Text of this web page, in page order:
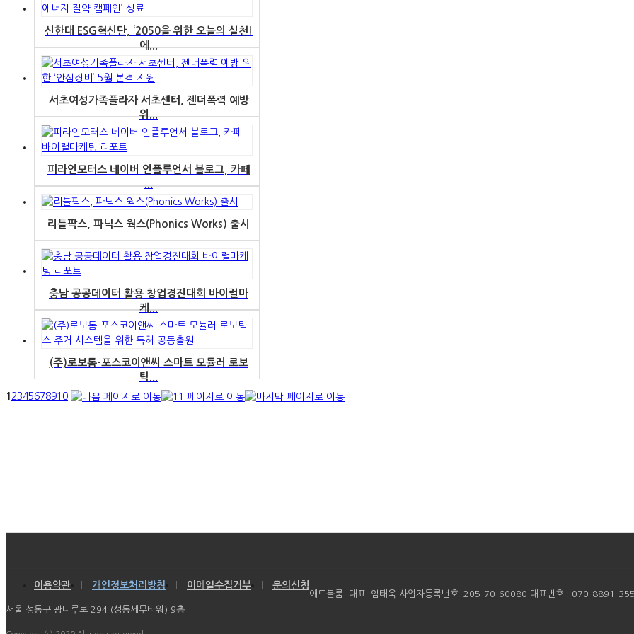
신한대 ESG혁신단, ‘2050을 위한 오늘의 실천!
에...
서초여성가족플라자 서초센터, 젠더폭력 예방
위...
피라인모터스 네이버 인플루언서 블로그, 카페
...
리틀팍스, 파닉스 웍스(Phonics Works) 출시
충남 공공데이터 활용 창업경진대회 바이럴마
케...
(주)로보톰-포스코이앤씨 스마트 모듈러 로보
틱...
1 2345678910
이용약관 개인정보처리방침 이메일수집거부 문의신청
애드블룸 대표: 엄태욱 사업자등록번호: 205-70-60080 대표번호 : 070-8891-
서울 성동구 광나루로 294 (성동세무타워) 9층